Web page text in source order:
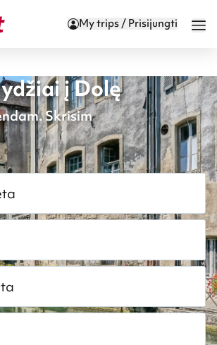
My trips / Prisijungti
į Dolę
Skrisim